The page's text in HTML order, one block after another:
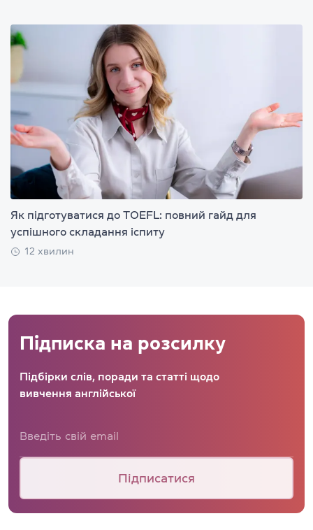
Як підготуватися до TOEFL: повний гайд для
успішного складання іспиту
12 хвилин
Підписка на розсилку
Підбірки слів, поради та статті щодо
вивчення англійської
Підписатися